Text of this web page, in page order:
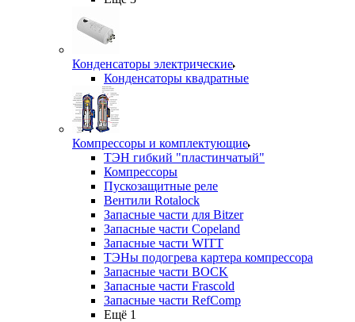
Конденсаторы электрические
Конденсаторы квадратные
Компрессоры и комплектующие
ТЭН гибкий "пластинчатый"
Компрессоры
Пускозащитные реле
Вентили Rotalock
Запасные части для Bitzer
Запасные части Copeland
Запасные части WITT
ТЭНы подогрева картера компрессора
Запасные части BOCK
Запасные части Frascold
Запасные части RefComp
Ещё 1